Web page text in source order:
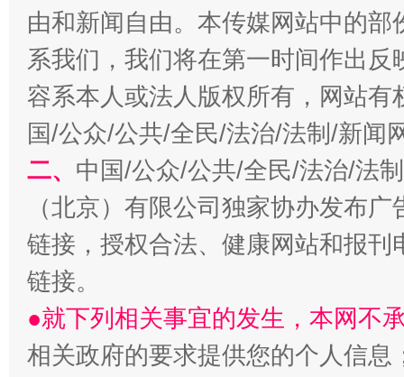
习近平的博鳌关键词
魏明亮
“刷贴”乱象丛生
生
由和新闻自由。本传媒网站中的
系我们，我们将在第一时间作出
容系本人或法人版权所有，网站
国/公众/公共/全民/法治/法制/新闻
二、 中国/公众/公共/全民/法治/法
（北京）有限公司独家协办发布
链接，授权合法、健康网站和报
链接。
●就下列相关事宜的发生，本网不
相关政府的要求提供您的个人信息